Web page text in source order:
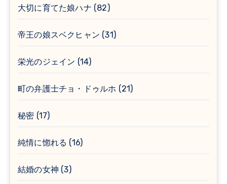
大切に育てた娘ハナ (82)
帝王の娘スベクヒャン (31)
栄光のジェイン (14)
町の弁護士チョ・ドゥルホ (21)
秘密 (17)
純情に惚れる (16)
結婚の女神 (3)